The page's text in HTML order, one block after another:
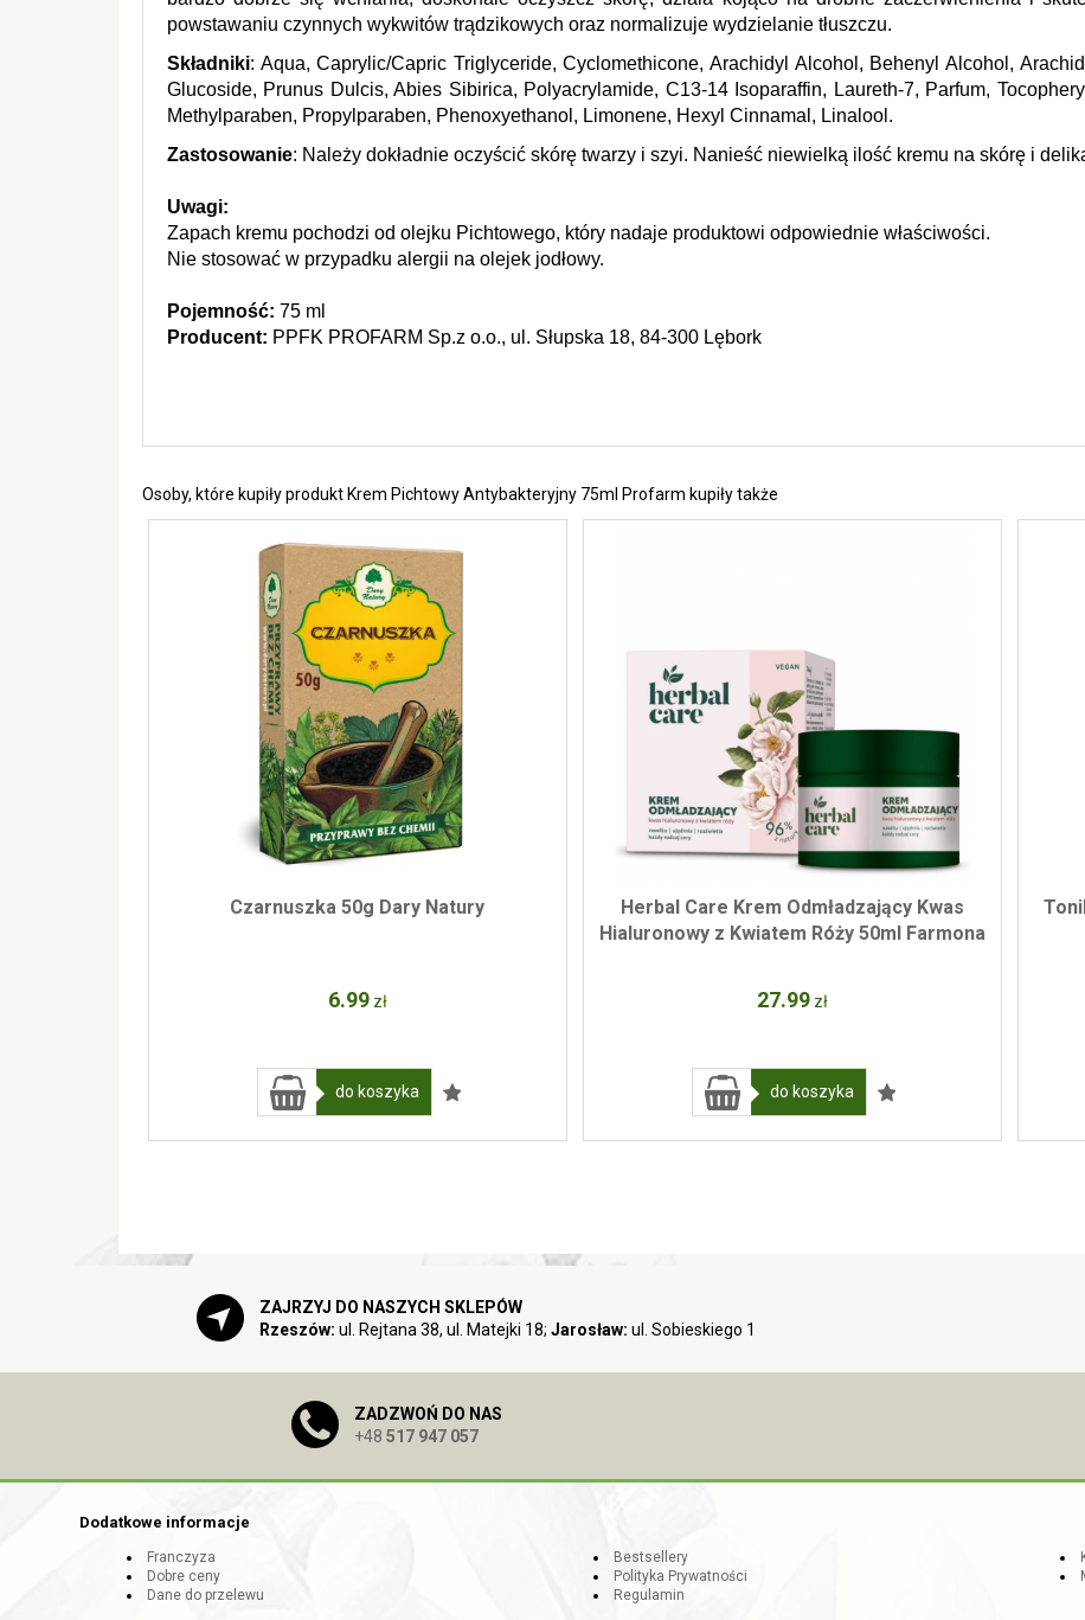
powstawaniu czynnych wykwitów trądzikowych oraz normalizuje wydzielanie tłuszczu.
Składniki: Aqua, Caprylic/Capric Triglyceride, Cyclomethicone, Arachidyl Alcohol, Behenyl Alcohol,
Glucoside, Prunus Dulcis, Abies Sibirica, Polyacrylamide, C13-14 Isoparaffin, Laureth-7, Parfum,
Methylparaben, Propylparaben, Phenoxyethanol, Limonene, Hexyl Cinnamal, Linalool.
Zastosowanie: Należy dokładnie oczyścić skórę twarzy i szyi. Nanieść niewielką ilość kremu na skórę i
Uwagi:
Zapach kremu pochodzi od olejku Pichtowego, który nadaje produktowi odpowiednie właściwości.
Nie stosować w przypadku alergii na olejek jodłowy.
Pojemność: 75 ml
Producent: PPFK PROFARM Sp.z o.o., ul. Słupska 18, 84-300 Lębork
Osoby, które kupiły produkt Krem Pichtowy Antybakteryjny 75ml Profarm kupiły także
Czarnuszka 50g Dary Natury
6.99 zł
do koszyka
Herbal Care Krem Odmładzający Kwas
Hialuronowy z Kwiatem Róży 50ml Farmona
27.99 zł
do koszyka
ZAJRZYJ DO NASZYCH SKLEPÓW
Rzeszów: ul. Rejtana 38, ul. Matejki 18; Jarosław: ul. Sobieskiego 1
ZADZWOŃ DO NAS
+48 517 947 057
Dodatkowe informacje
Franczyza
Dobre ceny
Dane do przelewu
Bestsellery
Polityka Prywatności
Regulamin